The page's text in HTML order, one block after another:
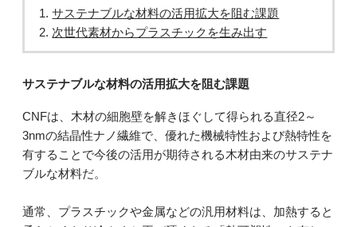
サステナブルな材料の活用拡大を阻む課題
次世代素材からプラスチックを生み出す
サステナブルな材料の活用拡大を阻む課題
CNFは、木材の細胞壁を解きほぐして得られる直径2～
3nmの結晶性ナノ繊維で、優れた機械特性および熱特性を
有することで今後の活用が期待される木材由来のサステナ
ブルな材料だ。
通常、プラスチックや金属などの汎用材料は、加熱すると